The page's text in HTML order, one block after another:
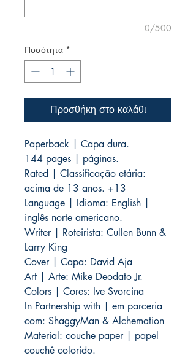
0/500
Ποσότητα *
Προσθήκη στο καλάθι
Paperback | Capa dura.
144 pages | páginas.
Rated | Classificação etária:
acima de 13 anos. +13
Language | Idioma: English |
inglês norte americano.
Writer | Roteirista: Cullen Bunn &
Larry King
Cover | Capa: David Aja
Art | Arte: Mike Deodato Jr.
Colors | Cores: Ive Svorcina
In Partnership with | em parceria
com: ShaggyMan & Alchemation
Material: couche paper | papel
couchê colorido.